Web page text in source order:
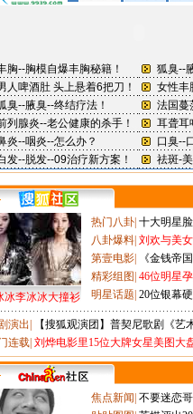
冰李冰冰大撞衫
热门八卦 十大明星
八卦爆料 刘欢与美
第壹电影
《金钱帝
精彩组图 46位明星
明星话题 20位银幕
演出
【搜狐观演团】普契尼歌剧《艺
连载 刘烨电影里15位大牌女星美图大
焦点新闻 不要迷恋